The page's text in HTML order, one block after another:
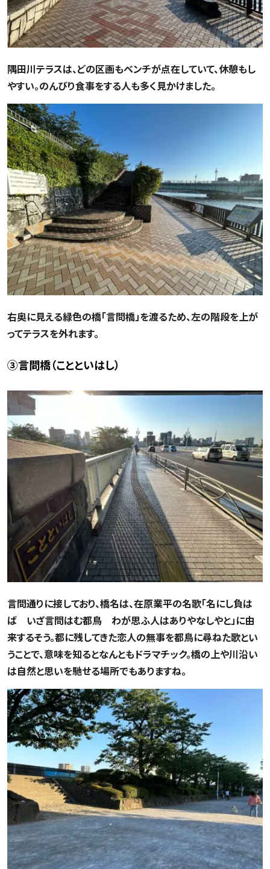
隅田川テラスは、どの区画もベンチが点在していて、休憩もし
やすい。のんびり食事をする人も多く見かけました。
右奥に見える緑色の橋「言問橋」を渡るため、左の階段を上が
ってテラスを外れます。
③言問橋（ことといはし）
言問通りに接しており、橋名は、在原業平の名歌「名にし負は
ば いざ言問はむ都鳥 わが思ふ人はありやなしやと」に由
来するそう。都に残してきた恋人の無事を都鳥に尋ねた歌とい
うことで、意味を知るとなんともドラマチック。橋の上や川沿い
は自然と思いを馳せる場所でもありますね。